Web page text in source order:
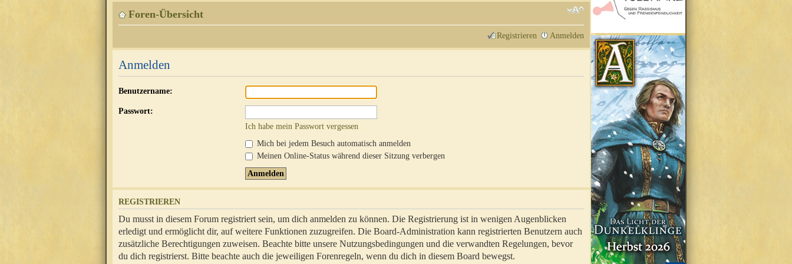
Foren-Übersicht
Registrieren Anmelden
Anmelden
Benutzername:
Passwort:
Ich habe mein Passwort vergessen
Mich bei jedem Besuch automatisch anmelden
Meinen Online-Status während dieser Sitzung verbergen
REGISTRIEREN
Du musst in diesem Forum registriert sein, um dich anmelden zu können. Die Registrierung ist in wenigen Augenblicken
erledigt und ermöglicht dir, auf weitere Funktionen zuzugreifen. Die Board-Administration kann registrierten Benutzern auch
zusätzliche Berechtigungen zuweisen. Beachte bitte unsere Nutzungsbedingungen und die verwandten Regelungen, bevor
du dich registrierst. Bitte beachte auch die jeweiligen Forenregeln, wenn du dich in diesem Board bewegst.